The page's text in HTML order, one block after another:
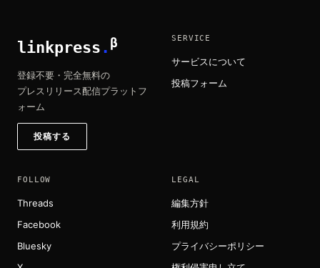
linkpress . β
登録不要・完全無料の
プレスリリース配信プラットフ
ォーム
投稿する
SERVICE
サービスについて
投稿フォーム
FOLLOW
Threads
Facebook
Bluesky
LEGAL
編集方針
利用規約
プライバシーポリシー